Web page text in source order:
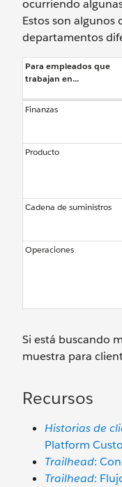
ocurriendo
Estos son algunos
departamentos
Para empleados que
trabajan en...
Finanzas
Producto
Cadena de suministros
Operaciones
Si está buscando
muestra para
Recursos
Historias de
Platform
Trailhead:
Trailhead: